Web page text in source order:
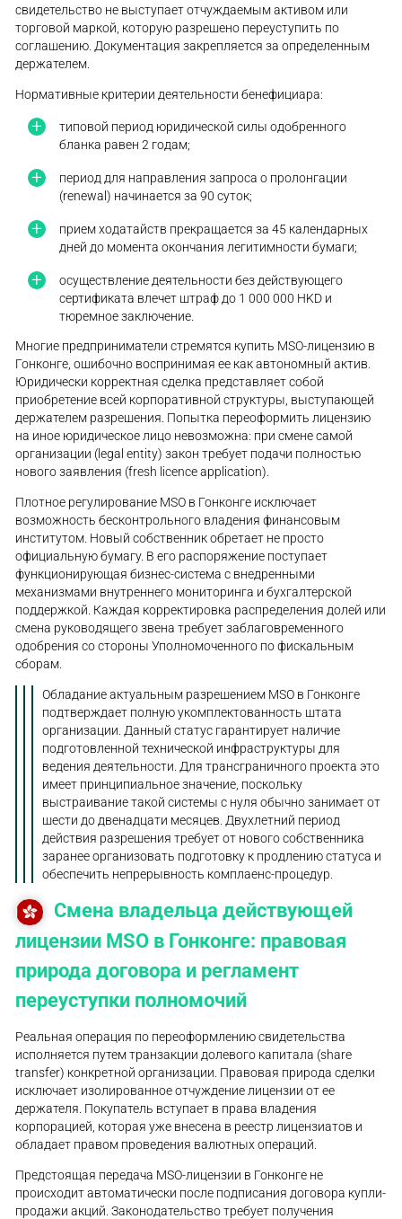
свидетельство не выступает отчуждаемым активом или
торговой маркой, которую разрешено переуступить по
соглашению. Документация закрепляется за определенным
держателем.
Нормативные критерии деятельности бенефициара:
типовой период юридической силы одобренного
бланка равен 2 годам;
период для направления запроса о пролонгации
(renewal) начинается за 90 суток;
прием ходатайств прекращается за 45 календарных
дней до момента окончания легитимности бумаги;
осуществление деятельности без действующего
сертификата влечет штраф до 1 000 000 HKD и
тюремное заключение.
Многие предприниматели стремятся купить MSO-лицензию в
Гонконге, ошибочно воспринимая ее как автономный актив.
Юридически корректная сделка представляет собой
приобретение всей корпоративной структуры, выступающей
держателем разрешения. Попытка переоформить лицензию
на иное юридическое лицо невозможна: при смене самой
организации (legal entity) закон требует подачи полностью
нового заявления (fresh licence application).
Плотное регулирование MSO в Гонконге исключает
возможность бесконтрольного владения финансовым
институтом. Новый собственник обретает не просто
официальную бумагу. В его распоряжение поступает
функционирующая бизнес-система с внедренными
механизмами внутреннего мониторинга и бухгалтерской
поддержкой. Каждая корректировка распределения долей или
смена руководящего звена требует заблаговременного
одобрения со стороны Уполномоченного по фискальным
сборам.
Обладание актуальным разрешением MSO в Гонконге
подтверждает полную укомплектованность штата
организации. Данный статус гарантирует наличие
подготовленной технической инфраструктуры для
ведения деятельности. Для трансграничного проекта это
имеет принципиальное значение, поскольку
выстраивание такой системы с нуля обычно занимает от
шести до двенадцати месяцев. Двухлетний период
действия разрешения требует от нового собственника
заранее организовать подготовку к продлению статуса и
обеспечить непрерывность комплаенс-процедур.
Смена владельца действующей
лицензии MSO в Гонконге: правовая
природа договора и регламент
переуступки полномочий
Реальная операция по переоформлению свидетельства
исполняется путем транзакции долевого капитала (share
transfer) конкретной организации. Правовая природа сделки
исключает изолированное отчуждение лицензии от ее
держателя. Покупатель вступает в права владения
корпорацией, которая уже внесена в реестр лицензиатов и
обладает правом проведения валютных операций.
Предстоящая передача MSO-лицензии в Гонконге не
происходит автоматически после подписания договора купли-
продажи акций. Законодательство требует получения